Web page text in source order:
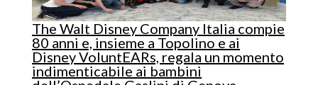
The Walt Disney Company Italia compie
80 anni e, insieme a Topolino e ai
Disney VoluntEARs, regala un momento
indimenticabile ai bambini